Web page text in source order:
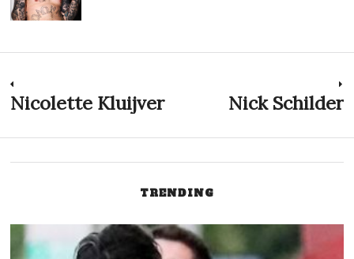
Post
navigation
Previous
Nicolette Kluijver Nick Schilder
TRENDING